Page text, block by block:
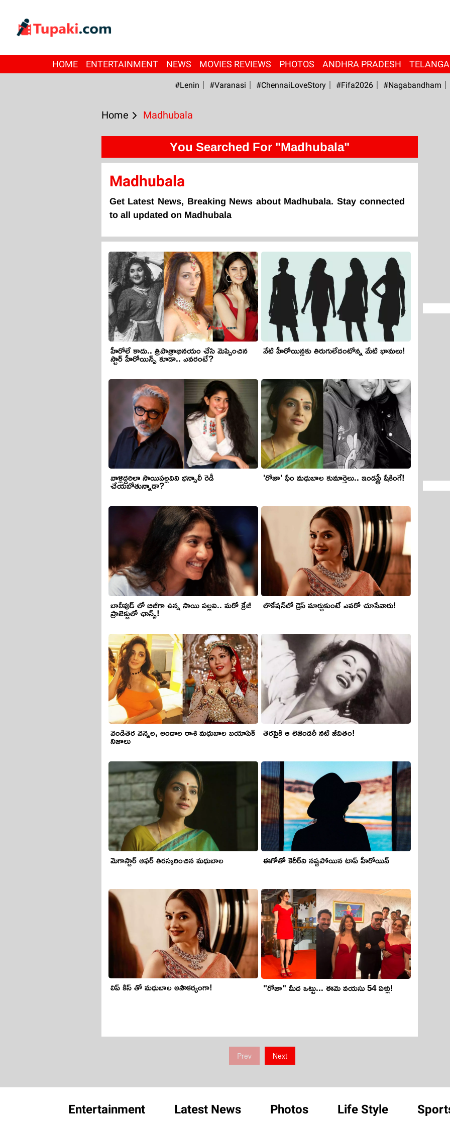
HOME ENTERTAINMENT NEWS MOVIES REVIEWS PHOTOS ANDHRA PRADESH
#Lenin #Varanasi #ChennaiLoveStory #fifa2026 #Nagabandham
Home Madhubala
You Searched For "Madhubala"
Madhubala
Get Latest News, Breaking News about Madhubala. Stay connected
to all updated on Madhubala
హీరోలే కాదు.. త్రిపాత్రాభినయం చేసి మెప్పించిన
స్టార్ హీరోయిన్స్ కూడా.. ఎవరంటే?
వాళ్లిద్ద‌రిలా సాయిప‌ల్ల‌విని భ‌న్సాలీ రెడీ
చేయ‌బోతున్నాడా?
బాలీవుడ్ లో బిజీగా ఉన్న సాయి పల్లవి.. మరో క్రేజీ
ప్రాజెక్టులో ఛాన్స్!
వెండితెర వెన్నెల, అందాల రాశి మధుబాల బయోపిక్‌
నిజాలు
మెగాస్టార్ ఆఫ‌ర్ తిర‌స్క‌రించిన మ‌ధుబాల‌
లిప్ కిస్ తో మ‌ధుబాల అసౌక‌ర్యంగా!
నేటి హీరోయిన్లకు తిరుగులేదంటోన్న మేటి భామ‌లు!
'రోజా' ఫేం మ‌ధుబాల కుమార్తెలు.. ఇండ‌స్ట్రీ షేకింగే!
లొకేష‌న్‌లో డ్రెస్ మార్చుకుంటే ఎవ‌రో చూసేవారు!
తెర‌పైకి ఆ లెజెండ‌రీ న‌టి జీవితం!
ఈగోతో కెరీర్‌ని న‌ష్ట‌పోయిన టాప్ హీరోయిన్
"రోజా" మీద ఒట్టు... ఈమె వయసు 54 ఏళ్లు!
Prev Next
Entertainment Latest News Photos Life Style